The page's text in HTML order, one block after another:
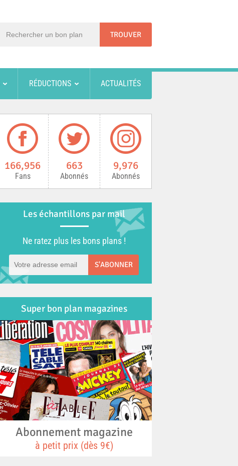
RÉDUCTIONS ACTUALITÉS
166,956
Fans
663
Abonnés
9,976
Abonnés
Les échantillons par mail
Ne ratez plus les bons plans !
S'ABONNER
Super bon plan magazines
Abonnement magazine
à petit prix (dès 9€)